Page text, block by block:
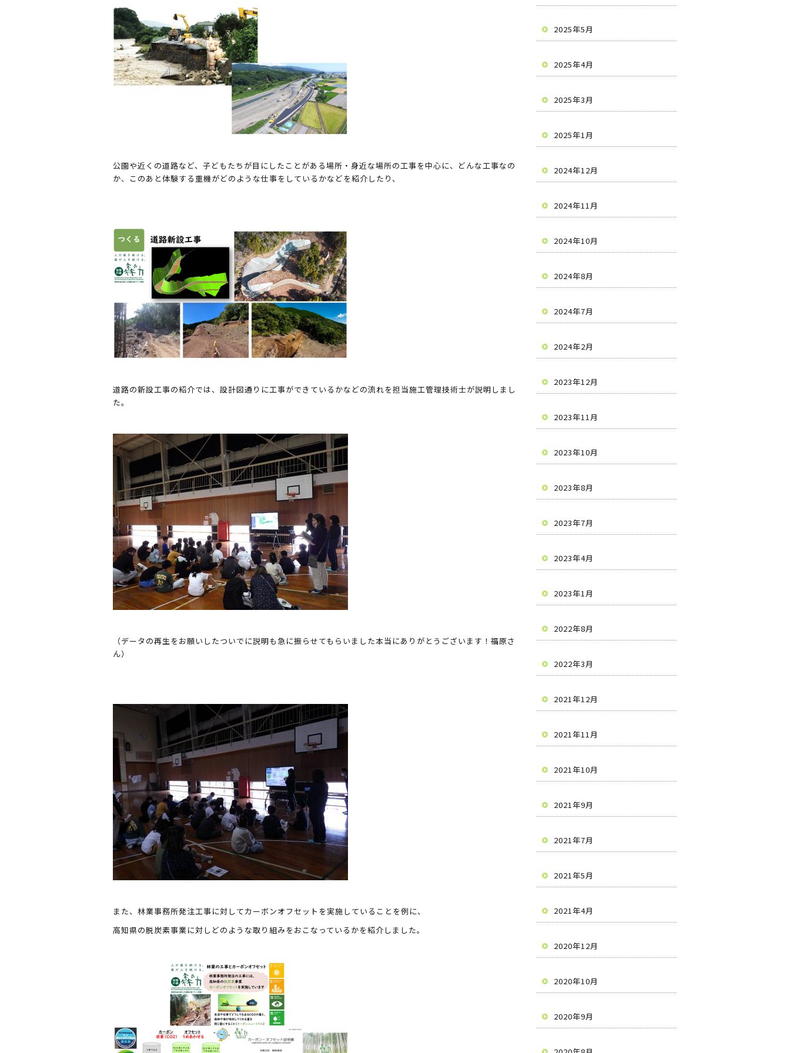
公園や近くの道路など、子どもたちが目にしたことがある場所・身近な場所の工事を中心に、どんな工事なの
か、このあと体験する重機がどのような仕事をしているかなどを紹介したり、
道路の新設工事の紹介では、設計図通りに工事ができているかなどの流れを担当施工管理技術士が説明しまし
た。
（データの再生をお願いしたついでに説明も急に振らせてもらいました本当にありがとうございます！福原さ
ん）
また、林業事務所発注工事に対してカーボンオフセットを実施していることを例に、
高知県の脱炭素事業に対しどのような取り組みをおこなっているかを紹介しました。
2025年5月
2025年4月
2025年3月
2025年1月
2024年12月
2024年11月
2024年10月
2024年8月
2024年7月
2024年2月
2023年12月
2023年11月
2023年10月
2023年8月
2023年7月
2023年4月
2023年1月
2022年8月
2022年3月
2021年12月
2021年11月
2021年10月
2021年9月
2021年7月
2021年5月
2021年4月
2020年12月
2020年10月
2020年9月